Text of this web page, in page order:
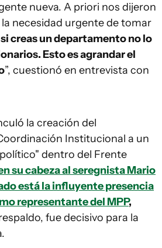
nueva. A priori nos dijeron
necesidad urgente de tomar
creas un departamento no lo
Esto es agrandar el
”, cuestionó en entrevista con
la creación del
Institucional a un
dentro del Frente
su cabeza al seregnista Mario
está la influyente presencia
representante del MPP,
fue decisivo para la